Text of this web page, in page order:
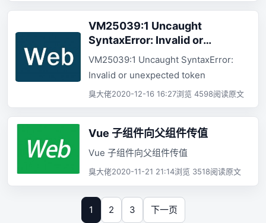
VM25039:1 Uncaught
SyntaxError: Invalid or
unexpected token
VM25039:1 Uncaught SyntaxError:
Invalid or unexpected token
臭大佬2020-12-16 16:27浏览 4598阅读原文
Vue 子组件向父组件传值
Vue 子组件向父组件传值
臭大佬2020-11-21 21:14浏览 3518阅读原文
1 2 3 下一页